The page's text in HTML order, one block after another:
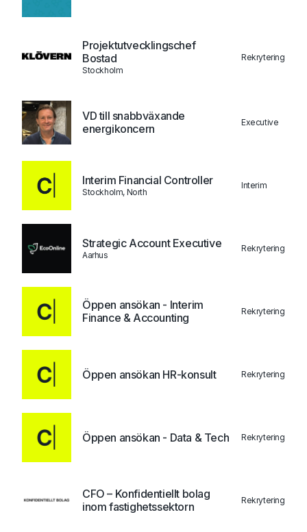
Projektutvecklingschef
Bostad
Stockholm
Rekrytering
VD till snabbväxande
energikoncern
Executive
Interim Financial Controller
Stockholm, North
Interim
Strategic Account Executive
Aarhus
Rekrytering
Öppen ansökan - Interim
Finance & Accounting
Rekrytering
Öppen ansökan HR-konsult Rekrytering
Öppen ansökan - Data & Tech Rekrytering
CFO – Konfidentiellt bolag
inom fastighetssektorn
Rekrytering